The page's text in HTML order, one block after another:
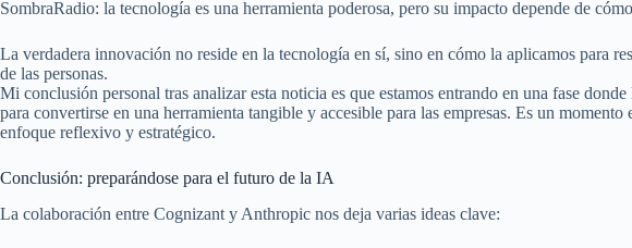
SombraRadio: la tecnología es una herramienta poderosa, pero su impacto depende de
La verdadera innovación no reside en la tecnología en sí, sino en cómo la aplicamos para
de las personas.
Mi conclusión personal tras analizar esta noticia es que estamos entrando en una fase
para convertirse en una herramienta tangible y accesible para las empresas. Es un
enfoque reflexivo y estratégico.
Conclusión: preparándose para el futuro de la IA
La colaboración entre Cognizant y Anthropic nos deja varias ideas clave: